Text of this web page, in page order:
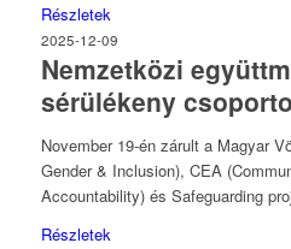
Részletek
2025-12-09
Nemzetközi
sérülékeny
November 19-én zárult a Magyar
Gender & Inclusion), CEA
Accountability) és Safeguarding
Részletek